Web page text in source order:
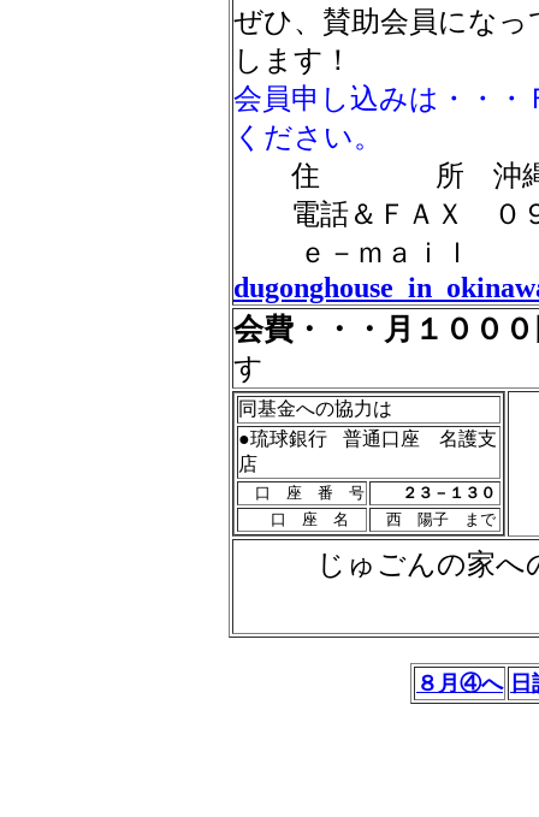
ぜひ、賛助会員にな
します！
会員申し込みは・・
ください。
住 所 沖縄県名
電話＆ＦＡＸ ０
ｅ－ｍａｉｌ
会費・・・月１００
す
同基金への協力は
●琉球銀行
普通口座 名護支
店
口 座 番 号
２３－１３０
口 座 名
西 陽子 まで
じゅごんの家へ
８月④へ